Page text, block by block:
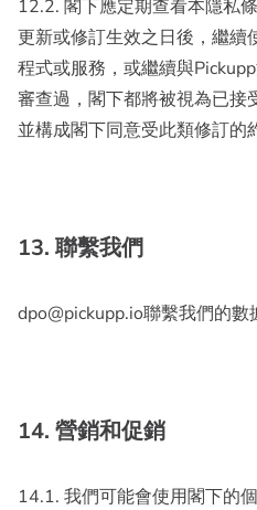
12.2. 閣下應定期查看本隱私
更新或修訂生效之日後，繼續
程式或服務，或繼續與
審查過，閣下都將被視為已接
並構成閣下同意受此類修訂的
13. 聯繫我們
dpo@pickupp.io聯繫我們的數
14. 營銷和促銷
14.1. 我們可能會使用閣下的